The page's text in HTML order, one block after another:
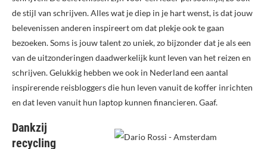
de stijl van schrijven. Alles wat je diep in je hart wenst, is dat jouw
belevenissen anderen inspireert om dat plekje ook te gaan
bezoeken. Soms is jouw talent zo uniek, zo bijzonder dat je als een
van de uitzonderingen daadwerkelijk kunt leven van het reizen en
schrijven. Gelukkig hebben we ook in Nederland een aantal
inspirerende reisbloggers die hun leven vanuit de koffer inrichten
en dat leven vanuit hun laptop kunnen financieren. Gaaf.
Dankzij
recycling